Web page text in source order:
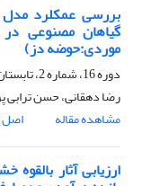
بررسی عمکلرد مدل
گیاهان مصنوعی در
موردی:حوضه دز)
دوره 16، شماره 2، تابستان 1399، صفحه
رضا دهقانی، حسن ترابی
مشاهده مقاله
اصل
ارزیابی آثار